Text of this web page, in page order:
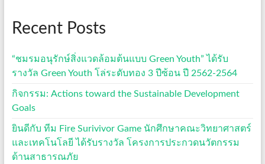
Recent Posts
“ชมรมอนุรักษ์สิ่งแวดล้อมต้นแบบ Green Youth” ได้รับ
รางวัล Green Youth โล่ระดับทอง 3 ปีซ้อน ปี 2562-2564
กิจกรรม: Actions toward the Sustainable Development
Goals
ยินดีกับ ทีม Fire Surivivor Game นักศึกษาคณะวิทยาศาสตร์
และเทคโนโลยี ได้รับรางวัล โครงการประกวดนวัตกรรม
ด้านสาธารณภัย